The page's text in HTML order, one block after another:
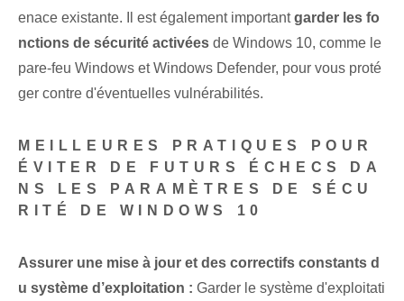
enace existante. Il est également importantgarder les fo
nctions de sécurité activées ⁢de Windows 10‍, comme⁤ le
pare-feu Windows et Windows Defender, pour vous proté
ger contre d'éventuelles vulnérabilités.
MEILLEURES PRATIQUES POUR
ÉVITER DE FUTURS ÉCHECS DA
NS LES PARAMÈTRES DE SÉCU
RITÉ DE WINDOWS 10
Assurer une mise à jour et des correctifs constants d
u système d’exploitation : Garder le système d'exploitati